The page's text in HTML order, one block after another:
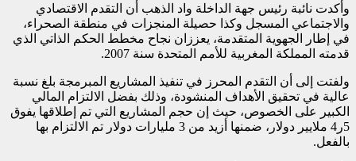
وأكدت نائبة رئيس جهة الداخلة واد الذهب أن التقدم الاقتصادي
والاجتماعي المسجل وكذا حصيلة المنجزات في منطقة الصحراء،
في إطار الجهوية المتقدمة، يعززان نجاح مخطط الحكم الذاتي الذي
قدمته المملكة المغربية للأمم المتحدة سنة 2007.
ولفتت إلى أن التقدم المحرز في تنفيذ المشاريع المبرمجة بلغ نسبة
عالية في تحقيق الأهداف المنشودة، وذلك بفضل الالتزام المالي
الكبير على الخصوص، حيث إن حجم المشاريع التي تم إطلاقها يفوق
5ر4 ملايير دولار، ضمنها أزيد من 3 مليارات دولار تم الالتزام بها
بالفعل.